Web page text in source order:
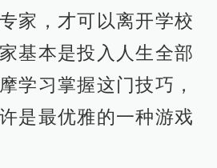
家，才可以离开学校
基本是投入人生全部
学习掌握这门技巧，
是最优雅的一种游戏